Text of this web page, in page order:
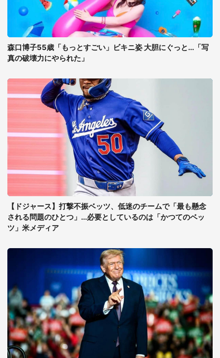
森口博子55歳「もっとすごい」ビキニ姿 大胆にぐっと...「写
真の破壊力にやられた」
【ドジャース】打撃不振ベッツ、低迷のチームで「最も懸念
される問題のひとつ」...必要としているのは「かつてのベッ
ツ」米メディア